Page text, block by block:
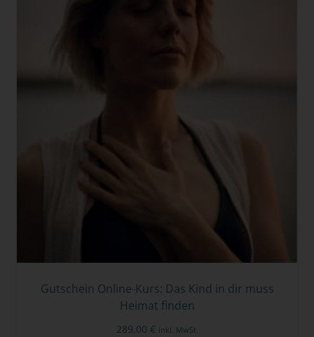
Gutschein Online-Kurs: Das Kind in dir muss
Heimat finden
289,00 € inkl. MwSt.